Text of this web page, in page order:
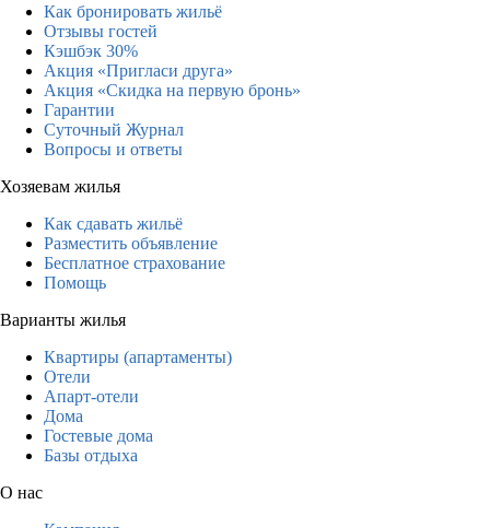
Как бронировать жильё
Отзывы гостей
Кэшбэк 30%
Акция «Пригласи друга»
Акция «Скидка на первую бронь»
Гарантии
Суточный Журнал
Вопросы и ответы
Хозяевам жилья
Как сдавать жильё
Разместить объявление
Бесплатное страхование
Помощь
Варианты жилья
Квартиры (апартаменты)
Отели
Апарт-отели
Дома
Гостевые дома
Базы отдыха
О нас